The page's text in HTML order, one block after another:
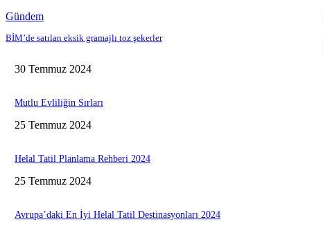
Gündem
BİM’de satılan eksik gramajlı toz şekerler
30 Temmuz 2024
Mutlu Evliliğin Sırları
25 Temmuz 2024
Helal Tatil Planlama Rehberi 2024
25 Temmuz 2024
Avrupa’daki En İyi Helal Tatil Destinasyonları 2024